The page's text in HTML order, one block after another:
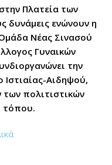
Πλατεία των
δυνάμεις ενώνουν η
Νέας Σινασού
Γυναικών
την
Αιδηψού,
πολιτιστικών
τόπου.